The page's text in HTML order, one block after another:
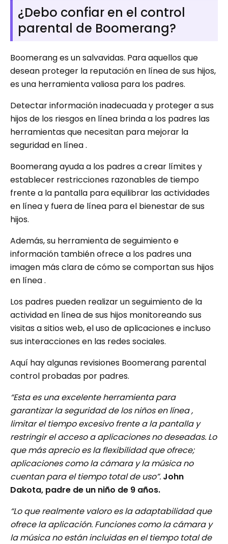
¿Debo confiar en el control
parental de Boomerang?
Boomerang es un salvavidas. Para aquellos que
desean proteger la reputación en línea de sus hijos,
es una herramienta valiosa para los padres.
Detectar información inadecuada y proteger a sus
hijos de los riesgos en línea brinda a los padres las
herramientas que necesitan para mejorar la
seguridad en línea .
Boomerang ayuda a los padres a crear límites y
establecer restricciones razonables de tiempo
frente a la pantalla para equilibrar las actividades
en línea y fuera de línea para el bienestar de sus
hijos.
Además, su herramienta de seguimiento e
información también ofrece a los padres una
imagen más clara de cómo se comportan sus hijos
en línea .
Los padres pueden realizar un seguimiento de la
actividad en línea de sus hijos monitoreando sus
visitas a sitios web, el uso de aplicaciones e incluso
sus interacciones en las redes sociales.
Aquí hay algunas revisiones Boomerang parental
control probadas por padres.
“Esta es una excelente herramienta para
garantizar la seguridad de los niños en línea ,
limitar el tiempo excesivo frente a la pantalla y
restringir el acceso a aplicaciones no deseadas. Lo
que más aprecio es la flexibilidad que ofrece;
aplicaciones como la cámara y la música no
cuentan para el tiempo total de uso”. John
Dakota, padre de un niño de 9 años.
“Lo que realmente valoro es la adaptabilidad que
ofrece la aplicación. Funciones como la cámara y
la música no están incluidas en el tiempo total de